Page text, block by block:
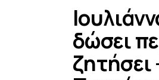
δώσει
ζητήσει